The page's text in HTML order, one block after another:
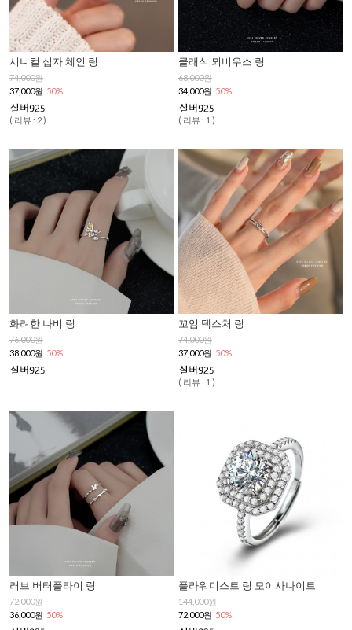
시니컬 십자 체인 링
74,000원
37,000원 50%
( 리뷰 : 2 )
클래식 뫼비우스 링
68,000원
34,000원 50%
( 리뷰 : 1 )
화려한 나비 링
76,000원
38,000원 50%
꼬임 텍스처 링
74,000원
37,000원 50%
( 리뷰 : 1 )
러브 버터플라이 링
72,000원
36,000원 50%
플라워미스트 링 모이사나이트
144,000원
72,000원 50%